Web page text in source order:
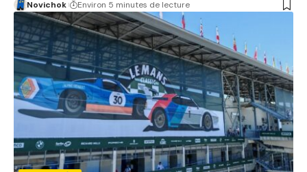
Novichok Environ 5 minutes de lecture